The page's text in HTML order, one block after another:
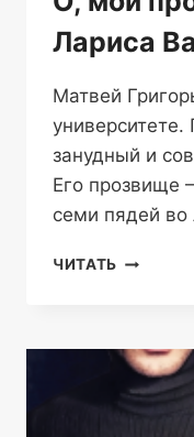
Лариса
Матвей
занудный и
Его прозвище
семи пядей во
ЧИТАТЬ О,
ЛАРИСА